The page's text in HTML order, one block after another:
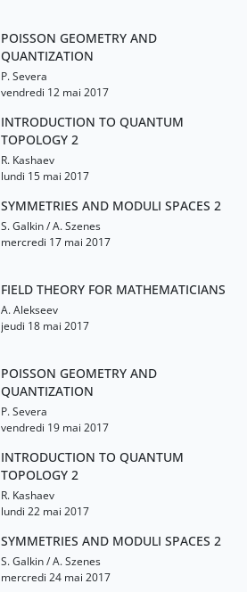
POISSON GEOMETRY AND
QUANTIZATION
P. Severa
vendredi 12 mai 2017
INTRODUCTION TO QUANTUM
TOPOLOGY 2
R. Kashaev
lundi 15 mai 2017
SYMMETRIES AND MODULI SPACES 2
S. Galkin / A. Szenes
mercredi 17 mai 2017
FIELD THEORY FOR MATHEMATICIANS
A. Alekseev
jeudi 18 mai 2017
POISSON GEOMETRY AND
QUANTIZATION
P. Severa
vendredi 19 mai 2017
INTRODUCTION TO QUANTUM
TOPOLOGY 2
R. Kashaev
lundi 22 mai 2017
SYMMETRIES AND MODULI SPACES 2
S. Galkin / A. Szenes
mercredi 24 mai 2017